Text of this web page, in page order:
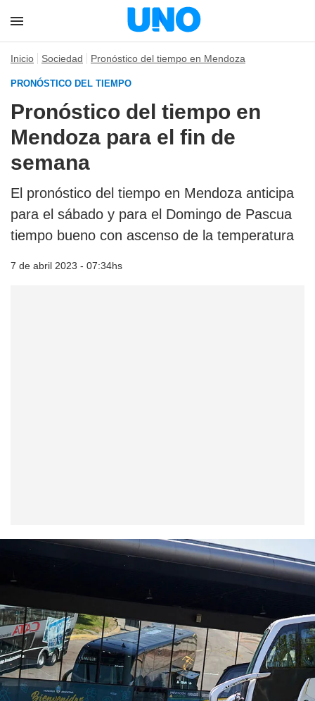
Inicio Sociedad Pronóstico del tiempo en Mendoza
PRONÓSTICO DEL TIEMPO
Pronóstico del tiempo en
Mendoza para el fin de
semana
El pronóstico del tiempo en Mendoza anticipa
para el sábado y para el Domingo de Pascua
tiempo bueno con ascenso de la temperatura
7 de abril 2023 - 07:34hs